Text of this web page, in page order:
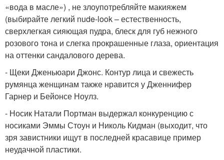
«вода в масле») , не злоупотребляйте макияжем
(выбирайте легкий nude-look – естественность,
сверхлегкая сияющая пудра, блеск для губ нежного
розового тона и слегка прокрашенные глаза, ориентация
на оттенки сандалового дерева.
- Щеки Дженьюари Джонс. Контур лица и свежесть
румянца женщинам также нравится у Дженнифер
Гарнер и Бейонсе Ноулз.
- Носик Натали Портман выдержал конкуренцию с
носиками Эммы Стоун и Николь Кидман (выходит, что
зря завистники ищут в последней красавице пример
неудачной пластики.